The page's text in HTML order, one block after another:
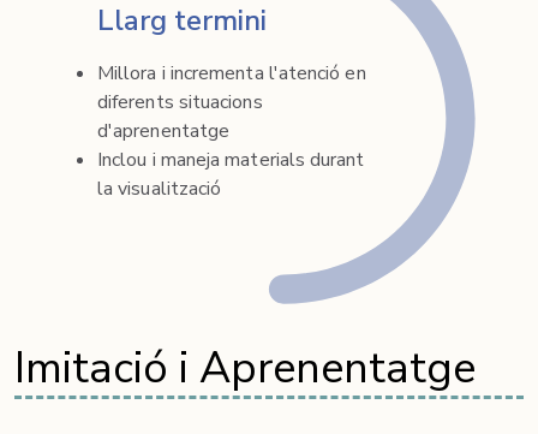
Llarg termini
Millora i incrementa l'atenció en
diferents situacions
d'aprenentatge
Inclou i maneja materials durant
la visualització
Imitació i Aprenentatge